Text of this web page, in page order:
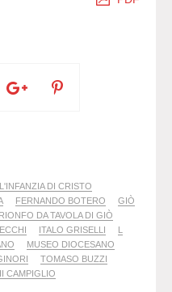
DI CRISTO
FERNANDO BOTERO
GIÒ
DA TAVOLA DI GIÒ
ITALO GRISELLI
L
MUSEO DIOCESANO
TOMASO BUZZI
CAMPIGLIO